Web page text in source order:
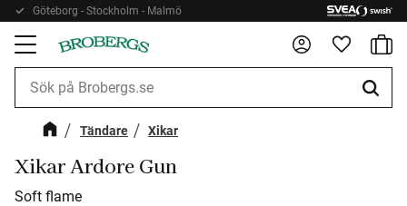
Meny
Göteborg - Stockholm - Malmö
Tändare Xikar
Xikar Ardore Gun
Soft flame